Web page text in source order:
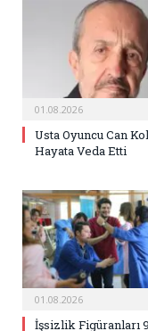
01.08.2026
Usta Oyuncu Can
Hayata Veda Etti
01.08.2026
İşsizlik Figüranları